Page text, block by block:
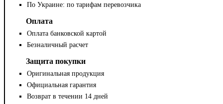
По Украине: по тарифам перевозчика
Оплата
Оплата банковской картой
Безналичный расчет
Защита покупки
Оригинальная продукция
Официальная гарантия
Возврат в течении 14 дней